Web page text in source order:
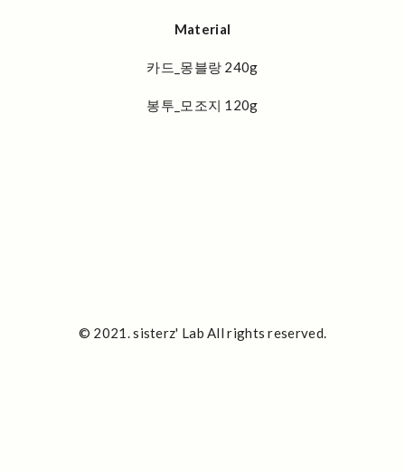
Material
카드_몽블랑 240g
봉투_모조지 120g
© 2021. sisterz' Lab All rights reserved.